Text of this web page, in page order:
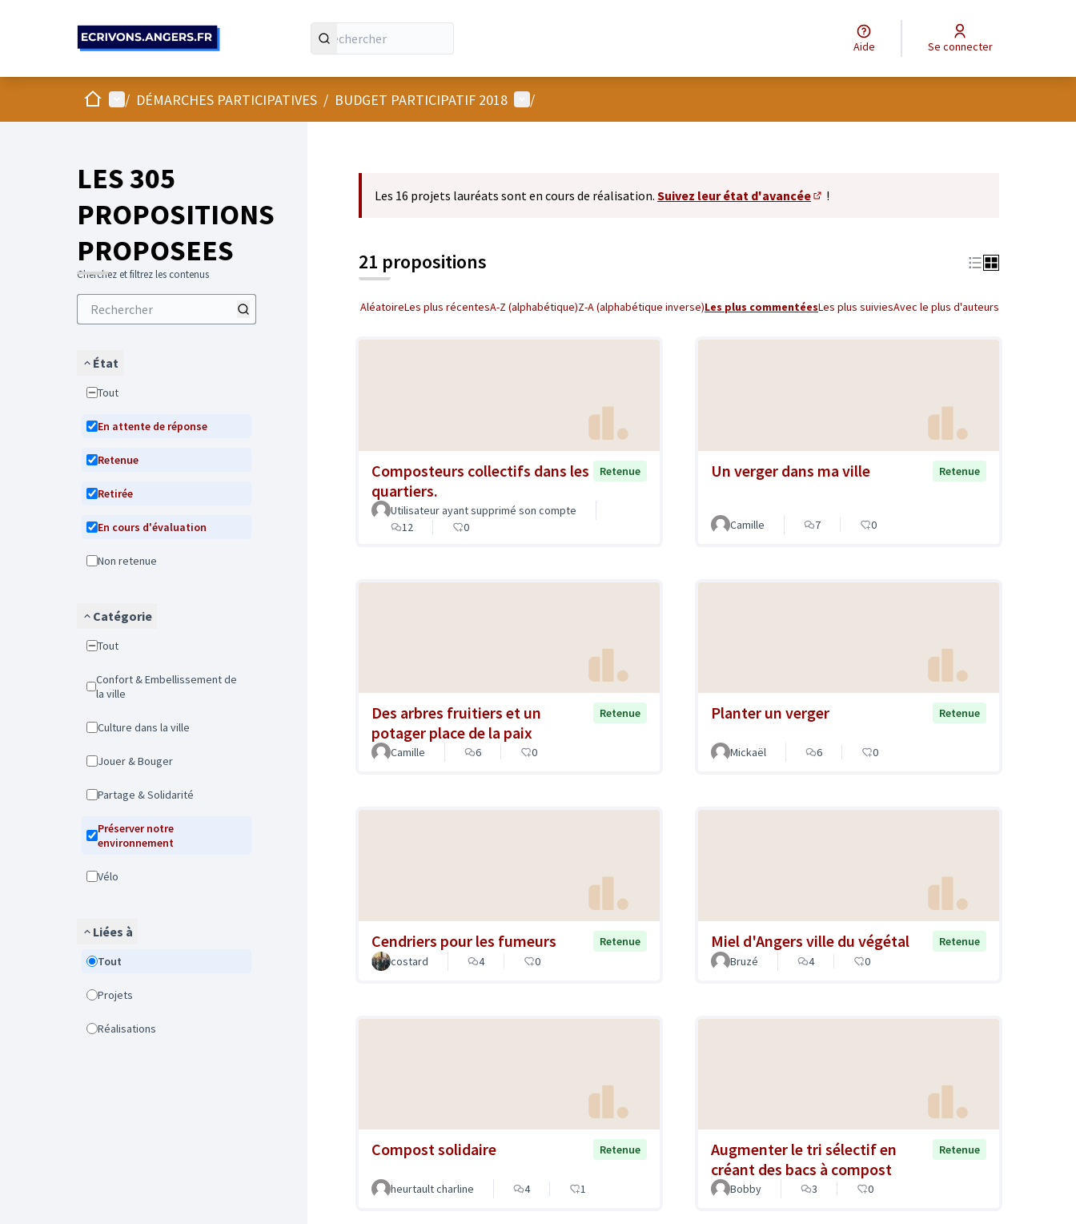
Aide Se connecter
AccueilMenu principal
/ DÉMARCHES PARTICIPATIVES / BUDGET PARTICIPATIF 2018 Menu utilisateur
/
LES 305
PROPOSITIONS
PROPOSEES
Cherchez et filtrez les contenus
État
Tout
En attente de réponse
Retenue
Retirée
En cours d'évaluation
Non retenue
Catégorie
Tout
Confort & Embellissement de
la ville
Culture dans la ville
Jouer & Bouger
Partage & Solidarité
Préserver notre
environnement
Vélo
Liées à
Tout
Projets
Réalisations
Les 16 projets lauréats sont en cours de réalisation. Suivez leur état d'avancée
!
21 propositions
AléatoireLes plus récentesA-Z (alphabétique)Z-A (alphabétique inverse)Les plus commentéesLes plus suiviesAvec le plus d'auteurs
Composteurs collectifs dans les
quartiers.
Retenue
Utilisateur ayant supprimé son compte
12
0
Un verger dans ma ville Retenue
Camille 7 0
Des arbres fruitiers et un
potager place de la paix
Retenue
Camille 6 0
Planter un verger Retenue
Mickaël 6 0
Cendriers pour les fumeurs
Retenue
costard
4 0
Miel d'Angers ville du végétal
Retenue
Bruzé
4 0
Compost solidaire Retenue
heurtault charline 4 1
Augmenter le tri sélectif en
créant des bacs à compost
Retenue
Bobby 3 0